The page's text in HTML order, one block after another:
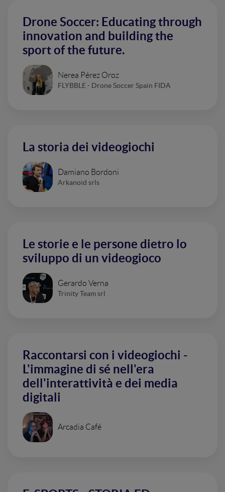
Drone Soccer: Educating through
innovation and building the
sport of the future.
Nerea Pérez Oroz
FLYBBLE - Drone Soccer Spain FIDA
La storia dei videogiochi
Damiano Bordoni
Arkanoid srls
Le storie e le persone dietro lo
sviluppo di un videogioco
Gerardo Verna
Trinity Team srl
Raccontarsi con i videogiochi -
L'immagine di sé nell'era
dell'interattività e dei media
digitali
Arcadia Café